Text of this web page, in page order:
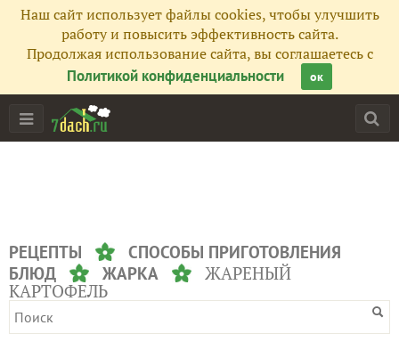
Наш сайт использует файлы cookies, чтобы улучшить
работу и повысить эффективность сайта.
Продолжая использование сайта, вы соглашаетесь с
Политикой конфиденциальности
ок
РЕЦЕПТЫ
СПОСОБЫ ПРИГОТОВЛЕНИЯ
БЛЮД
ЖАРКА
ЖАРЕНЫЙ
КАРТОФЕЛЬ